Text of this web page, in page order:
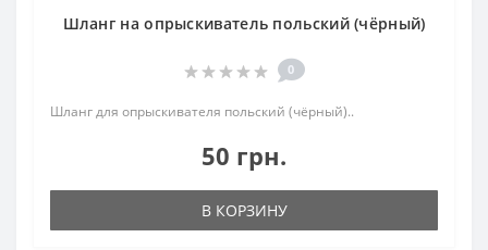
Шланг на опрыскиватель польский (чёрный)
0
Шланг для опрыскивателя польский (чёрный)..
50 грн.
В КОРЗИНУ